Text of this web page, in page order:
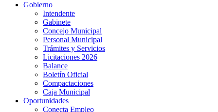
Gobierno
Intendente
Gabinete
Concejo Municipal
Personal Municipal
Trámites y Servicios
Licitaciones 2026
Balance
Boletín Oficial
Compactaciones
Caja Municipal
Oportunidades
Conecta Empleo